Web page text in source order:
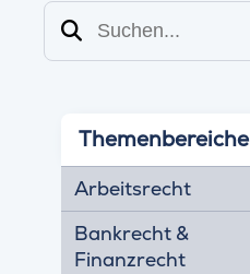
Suchen
Themenbereiche
Arbeitsrecht
Bankrecht &
Finanzrecht